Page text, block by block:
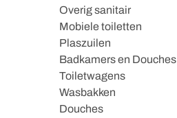
Overig sanitair
Mobiele toiletten
Plaszuilen
Badkamers en Douches
Toiletwagens
Wasbakken
Douches